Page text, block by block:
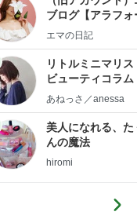
ブログ【アラフォ
社売却セカンドラ
エマの日記
リトルミニマリス
ビューティコラ
little
あねっさ／anessa
美人になれる、た
んの魔法
hiromi